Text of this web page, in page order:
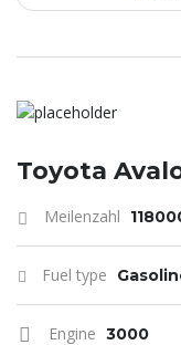
Toyota
Meilenzahl
Fuel type
Engine 3000